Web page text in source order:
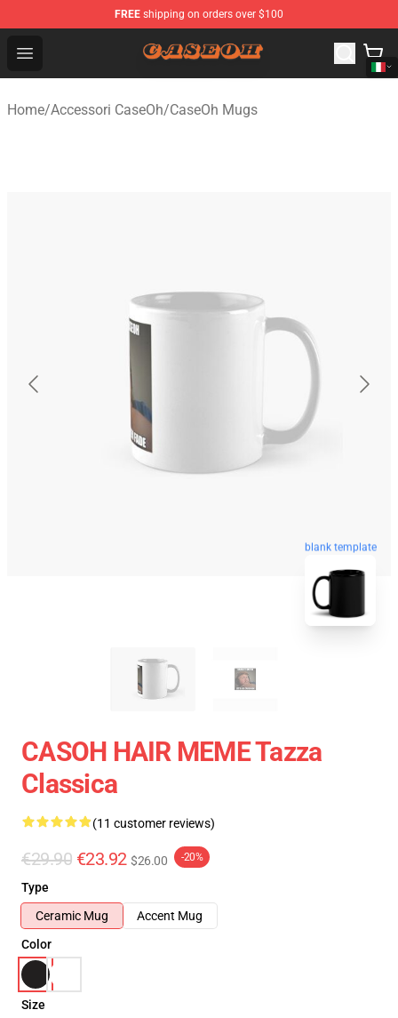
FREE shipping on orders over $100
Open menu
CaseOh Shop - Official CaseOh Merchandise Store
Home/Accessori CaseOh/CaseOh Mugs
blank template
CASOH HAIR MEME Tazza
Classica
(11 customer reviews)
€29.90 €23.92 $26.00 -20%
Type
Ceramic Mug
Accent Mug
Color
Size